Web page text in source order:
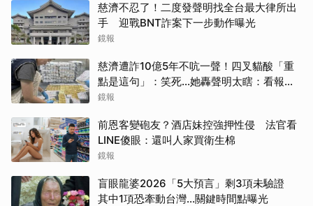
慈濟不忍了！二度發聲明找全台最大律所出
手 迎戰BNT詐案下一步動作曝光
鏡報
慈濟遭詐10億5年不吭一聲！四叉貓酸「重
點是這句」：笑死...她轟聲明太瞎：看報紙
才知被騙
鏡報
前恩客變砲友？酒店妹控強押性侵 法官看
LINE傻眼：還叫人家買衛生棉
鏡報
盲眼龍婆2026「5大預言」剩3項未驗證
其中1項恐牽動台灣...關鍵時間點曝光